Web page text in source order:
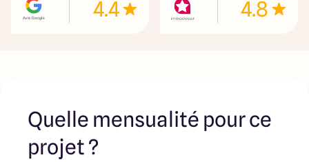
4.4 4.8
Quelle mensualité pour ce
projet ?